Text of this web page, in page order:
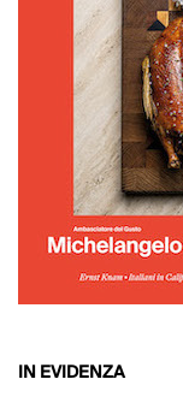
IN EVIDENZA